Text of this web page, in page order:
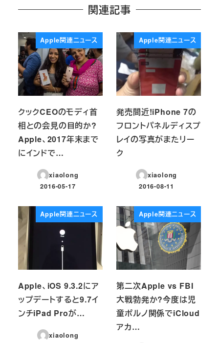
関連記事
Apple関連ニュース
クックCEOのモディ首
相との会見の目的か?
Apple、2017年末まで
にインドで…
xiaolong
投稿日
2016-05-17
Apple関連ニュース
発売間近!iPhone 7の
フロントパネルディスプ
レイの写真がまたリー
ク
xiaolong
投稿日
2016-08-11
Apple関連ニュース
Apple、iOS 9.3.2にア
ップデートすると9.7イ
ンチiPad Proが…
xiaolong
Apple関連ニュース
第二次Apple vs FBI
大戦勃発か?今度は児
童ポルノ関係でiCloud
アカ…